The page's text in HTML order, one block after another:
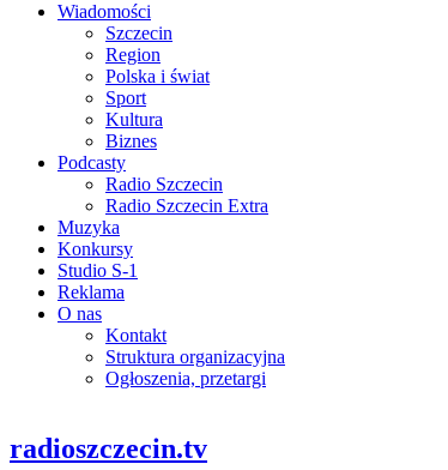
Wiadomości
Szczecin
Region
Polska i świat
Sport
Kultura
Biznes
Podcasty
Radio Szczecin
Radio Szczecin Extra
Muzyka
Konkursy
Studio S-1
Reklama
O nas
Kontakt
Struktura organizacyjna
Ogłoszenia, przetargi
radioszczecin.tv